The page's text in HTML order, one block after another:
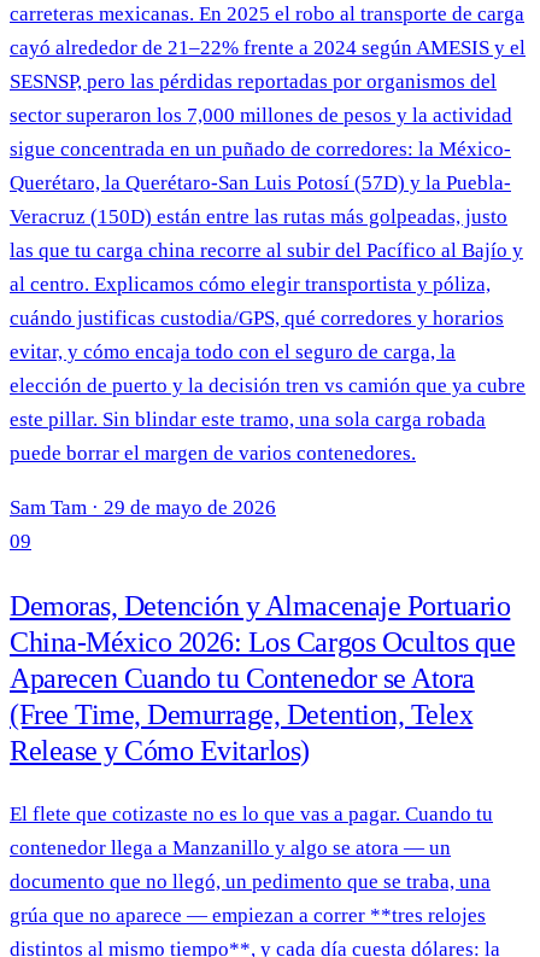
carreteras mexicanas. En 2025 el robo al transporte de carga
cayó alrededor de 21–22% frente a 2024 según AMESIS y el
SESNSP, pero las pérdidas reportadas por organismos del
sector superaron los 7,000 millones de pesos y la actividad
sigue concentrada en un puñado de corredores: la México-
Querétaro, la Querétaro-San Luis Potosí (57D) y la Puebla-
Veracruz (150D) están entre las rutas más golpeadas, justo
las que tu carga china recorre al subir del Pacífico al Bajío y
al centro. Explicamos cómo elegir transportista y póliza,
cuándo justificas custodia/GPS, qué corredores y horarios
evitar, y cómo encaja todo con el seguro de carga, la
elección de puerto y la decisión tren vs camión que ya cubre
este pillar. Sin blindar este tramo, una sola carga robada
puede borrar el margen de varios contenedores.
Sam Tam · 29 de mayo de 2026
09
Demoras, Detención y Almacenaje Portuario
China-México 2026: Los Cargos Ocultos que
Aparecen Cuando tu Contenedor se Atora
(Free Time, Demurrage, Detention, Telex
Release y Cómo Evitarlos)
El flete que cotizaste no es lo que vas a pagar. Cuando tu
contenedor llega a Manzanillo y algo se atora — un
documento que no llegó, un pedimento que se traba, una
grúa que no aparece — empiezan a correr **tres relojes
distintos al mismo tiempo**, y cada día cuesta dólares: la